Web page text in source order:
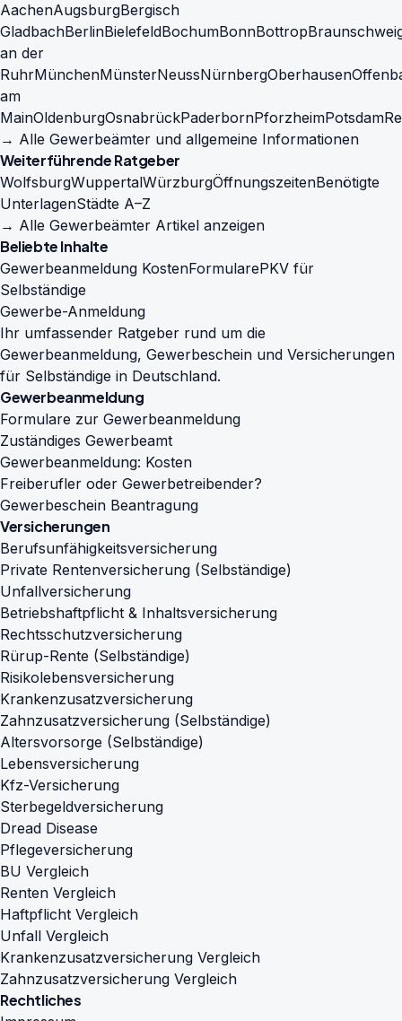
AachenAugsburgBergisch
GladbachBerlinBielefeldBochumBonnBottrop
an der
RuhrMünchenMünsterNeussNürnbergOberhausen
am
MainOldenburgOsnabrückPaderbornPforzheimPotsdam
→ Alle Gewerbeämter und allgemeine Informationen
Weiterführende Ratgeber
WolfsburgWuppertalWürzburgÖffnungszeitenBenötigte
UnterlagenStädte A–Z
→ Alle Gewerbeämter Artikel anzeigen
Beliebte Inhalte
Gewerbeanmeldung KostenFormularePKV für
Selbständige
Gewerbe-Anmeldung
Ihr umfassender Ratgeber rund um die
Gewerbeanmeldung, Gewerbeschein und Versicherungen
für Selbständige in Deutschland.
Gewerbeanmeldung
Formulare zur Gewerbeanmeldung
Zuständiges Gewerbeamt
Gewerbeanmeldung: Kosten
Freiberufler oder Gewerbetreibender?
Gewerbeschein Beantragung
Versicherungen
Berufsunfähigkeitsversicherung
Private Rentenversicherung (Selbständige)
Unfallversicherung
Betriebshaftpflicht & Inhaltsversicherung
Rechtsschutzversicherung
Rürup-Rente (Selbständige)
Risikolebensversicherung
Krankenzusatzversicherung
Zahnzusatzversicherung (Selbständige)
Altersvorsorge (Selbständige)
Lebensversicherung
Kfz-Versicherung
Sterbegeldversicherung
Dread Disease
Pflegeversicherung
BU Vergleich
Renten Vergleich
Haftpflicht Vergleich
Unfall Vergleich
Krankenzusatzversicherung Vergleich
Zahnzusatzversicherung Vergleich
Rechtliches